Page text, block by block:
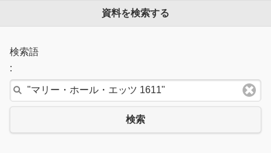
資料を検索する
検索語
:
検索